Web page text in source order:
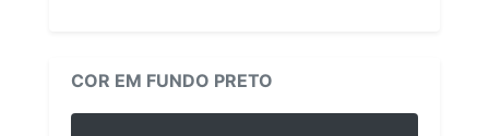
COR EM FUNDO PRETO